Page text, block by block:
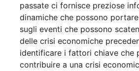
passate ci fornisce preziose
dinamiche che possono
sugli eventi che possono
delle crisi economiche
identificare i fattori chiave che
contribuire a una crisi